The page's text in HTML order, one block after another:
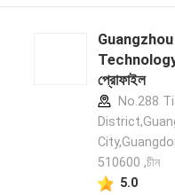
প্রোফাইল
No.288
510600 ,চীন
5.0